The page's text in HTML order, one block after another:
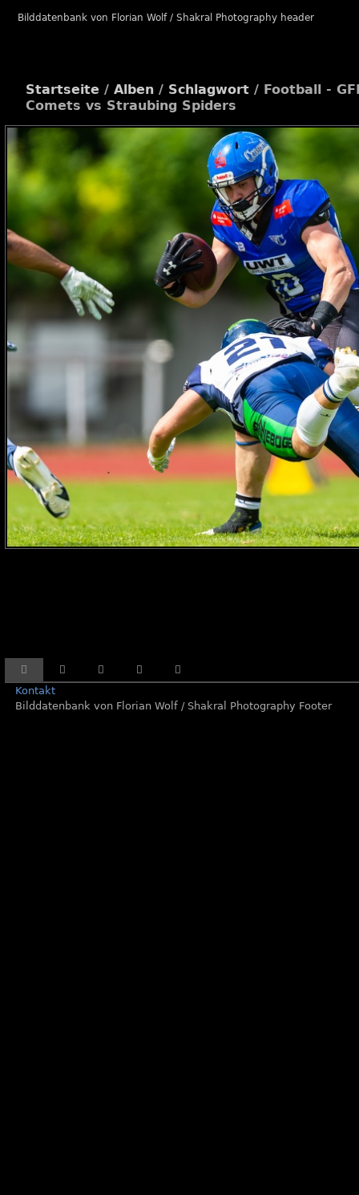
Bilddatenbank von Florian Wolf / Shakral Photography header
Startseite / Alben / Schlagwort / Football -
Comets vs Straubing Spiders
Kontakt
Bilddatenbank von Florian Wolf / Shakral Photography Footer